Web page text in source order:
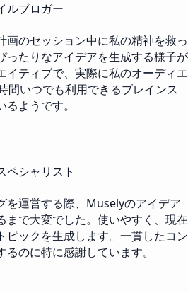
ルブロガー
画のセッション中に私の精神を救っ
ったりなアイデアを生成する様子が
イティブで、実際に私のオーディエ
間いつでも利用できるブレインス
ようです。
ペシャリスト
を運営する際、Muselyのアイデア
まで大変でした。使いやすく、現在
ピックを生成します。一貫したコン
のに特に感謝しています。